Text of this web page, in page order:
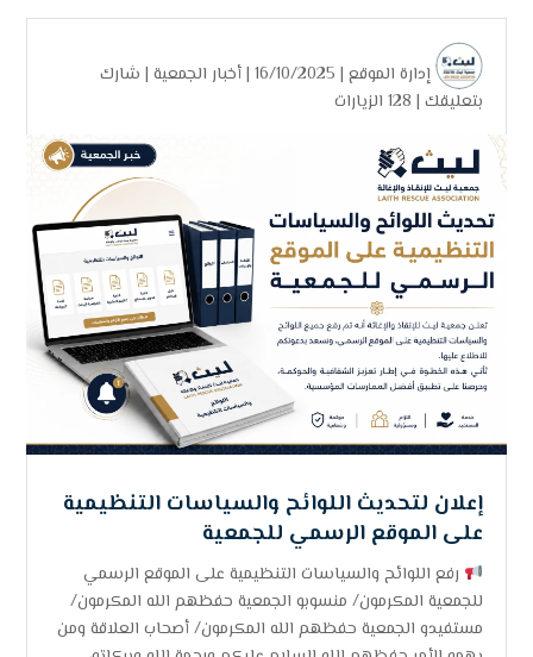
إدارة الموقع | 16/10/2025 | أخبار الجمعية | شارك
بتعليقك | 128 الزيارات
إعلان لتحديث اللوائح والسياسات التنظيمية
على الموقع الرسمي للجمعية
رفع اللوائح والسياسات التنظيمية على الموقع الرسمي
للجمعية المكرمون/ منسوبو الجمعية حفظهم الله المكرمون/
مستفيدو الجمعية حفظهم الله المكرمون/ أصحاب العلاقة ومن